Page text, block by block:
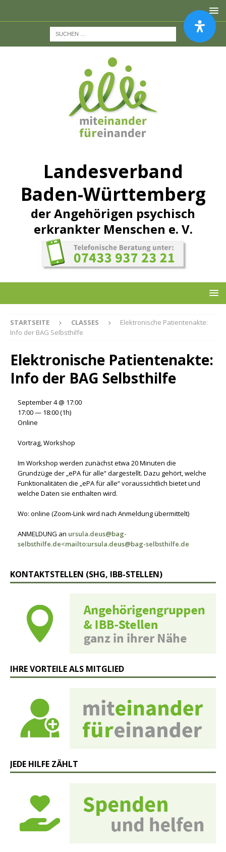
Landesverband
Baden-Württemberg
der Angehörigen psychisch
erkrankter Menschen e. V.
STARTSEITE CLASSES
Elektronische Patientenakte:
Info der BAG Selbsthilfe
Elektronische Patientenakte:
Info der BAG Selbsthilfe
Im Workshop werden zunächst etwa 20 Minuten die
Grundzüge der „ePA für alle“ dargestellt. Dazu gehört, welche
Funktionalitäten die „ePA für alle“ voraussichtlich bietet und
welche Daten sie enthalten wird.
Wo: online (Zoom-Link wird nach Anmeldung übermittelt)
ANMELDUNG an ursula.deus@bag-
selbsthilfe.de<mailto:ursula.deus@bag-selbsthilfe.de
September 4 @ 17:00
17:00 — 18:00(1h)
Online
Vortrag, Workshop
KONTAKTSTELLEN (SHG, IBB-STELLEN)
IHRE VORTEILE ALS MITGLIED
JEDE HILFE ZÄHLT